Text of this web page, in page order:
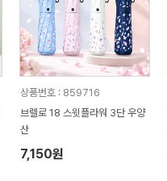
상품번호 : 859716
브렐로 18 스윗플라워 3단 우양
산
7,150원